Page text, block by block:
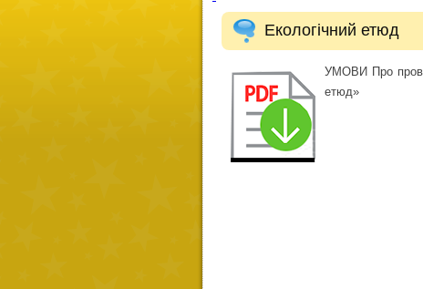
Екологічний етюд
УМОВИ Про
етюд»